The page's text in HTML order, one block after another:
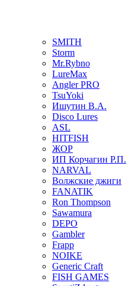
SMITH
Storm
Mr.Rybno
LureMax
Angler PRO
TsuYoki
Ишутин В.А.
Disco Lures
ASL
HITFISH
ЖОР
ИП Корчагин Р.П.
NARVAL
Волжские джиги
FANATIK
Ron Thompson
Sawamura
DEPO
Gambler
Frapp
NOIKE
Generic Craft
FISH GAMES